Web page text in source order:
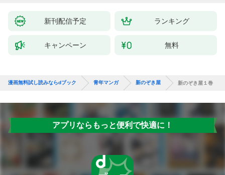
新刊配信予定 ランキング
キャンペーン 無料
漫画無料試し読みならdブック 青年マンガ 新のぞき屋 新のぞき屋１巻
アプリならもっと便利で快適に！